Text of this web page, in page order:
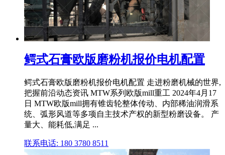
鳄式石膏欧版磨粉机报价电机配置
鳄式石膏欧版磨粉机报价电机配置 走进粉磨机械的世界,
把握前沿动态资讯 MTW系列欧版mill重工 2024年4月17
日 MTW欧版mill拥有锥齿轮整体传动、内部稀油润滑系
统、弧形风道等多项自主技术产权的新型粉磨设备。 产
量大、能耗低,满足 ...
联系电话: 180 3780 8511